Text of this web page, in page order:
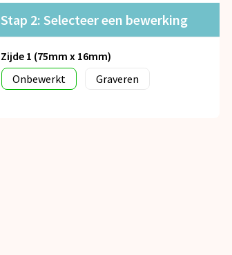
Stap 2: Selecteer een bewerking
Zijde 1 (75mm x 16mm)
Onbewerkt
Graveren